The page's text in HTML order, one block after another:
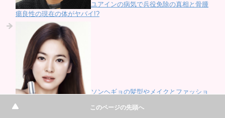
ユアインの病気で兵役免除の真相と骨腫
瘍良性の現在の体がヤバイ!?
ソンヘギョの髪型やメイクとファッショ
このページの先頭へ